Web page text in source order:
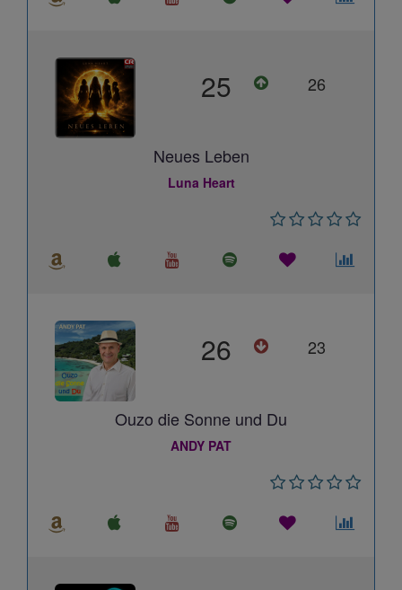
25 26
Neues Leben
Luna Heart
26 23
Ouzo die Sonne und Du
ANDY PAT